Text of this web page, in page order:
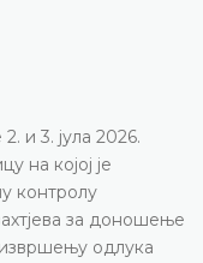
и 3. јула 2026.
на којој је
контролу
за доношење
одлука